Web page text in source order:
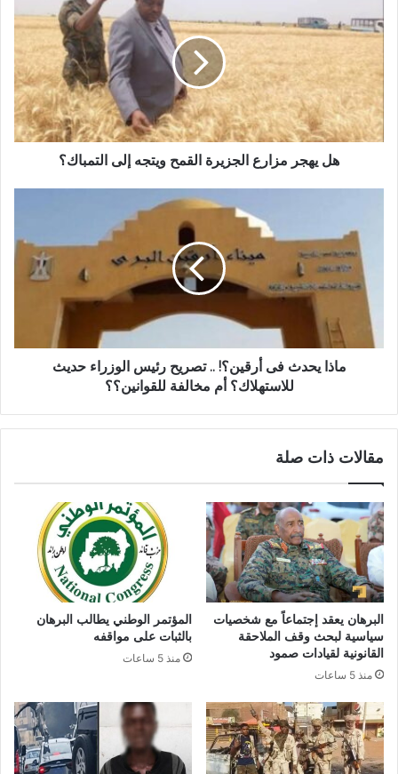
مزارع
القمح
ويتجه
إلى
التمباك؟
هل يهجر مزارع الجزيرة القمح ويتجه إلى التمباك؟
أرقين؟!
تصريح
رئيس
الوزراء
حديث
للاستهلاك؟ماذا يحدث فى أرقين؟! .. تصريح رئيس الوزراء حديث
للاستهلاك؟ أم مخالفة للقوانين؟؟
مقالات ذات صلة
البرهان يعقد إجتماعاً مع شخصيات
سياسية لبحث وقف الملاحقة
القانونية لقيادات صمود
منذ 5 ساعات
المؤتمر الوطني يطالب البرهان
بالثبات على مواقفه
منذ 5 ساعات